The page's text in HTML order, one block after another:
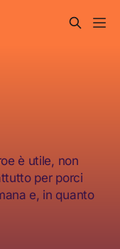
è utile, non
per porci
e, in quanto